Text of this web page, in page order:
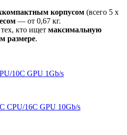
корпусом (всего 5 х
— от 0,67 кг.
кто ищет максимальную
размере.
10C GPU 1Gb/s
CPU/16C GPU 10Gb/s